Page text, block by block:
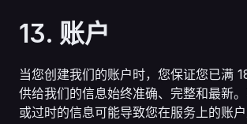
13. 账户
当您创建我们的账户时，您保证您已满
供给我们的信息始终准确、完整和最新
或过时的信息可能导致您在服务上的账户